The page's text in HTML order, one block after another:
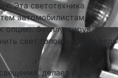
Эта светотехника
автомобилистам,
опцию. Эксплуатируя
свет головных фар, ведь
делает лучше